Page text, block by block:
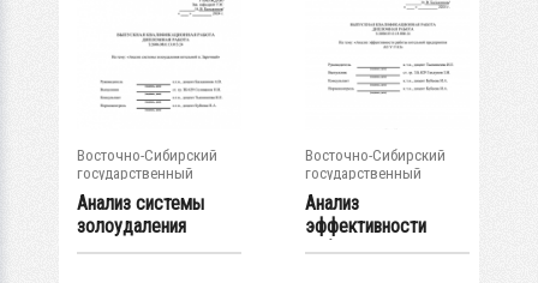
Восточно-Сибирский
государственный
университет...
Анализ системы
золоудаления
котельной
Восточно-Сибирский
государственный
университет...
Анализ
эффективности
работы котельной